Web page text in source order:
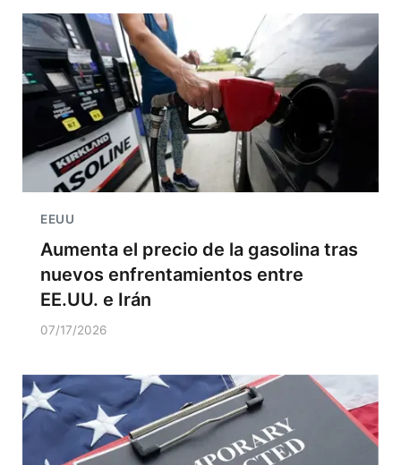
EEUU
Aumenta el precio de la gasolina tras
nuevos enfrentamientos entre
EE.UU. e Irán
07/17/2026